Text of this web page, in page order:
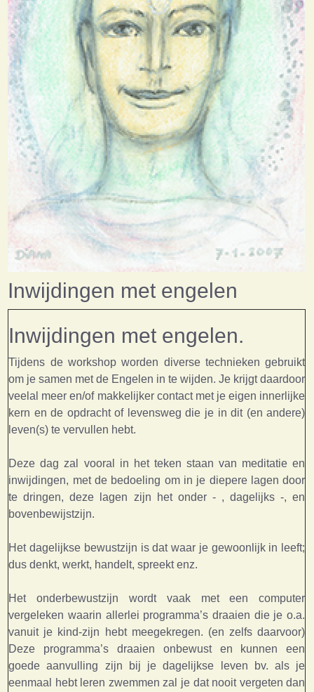
Inwijdingen met engelen
Inwijdingen met engelen.
Tijdens de workshop worden diverse technieken gebruikt
om je samen met de Engelen in te wijden. Je krijgt daardoor
veelal meer en/of makkelijker contact met je eigen innerlijke
kern en de opdracht of levensweg die je in dit (en andere)
leven(s) te vervullen hebt.
Deze dag zal vooral in het teken staan van meditatie en
inwijdingen, met de bedoeling om in je diepere lagen door
te dringen, deze lagen zijn het onder - , dagelijks -, en
bovenbewijstzijn.
Het dagelijkse bewustzijn is dat waar je gewoonlijk in leeft;
dus denkt, werkt, handelt, spreekt enz.
Het onderbewustzijn wordt vaak met een computer
vergeleken waarin allerlei programma’s draaien die je o.a.
vanuit je kind-zijn hebt meegekregen. (en zelfs daarvoor)
Deze programma’s draaien onbewust en kunnen een
goede aanvulling zijn bij je dagelijkse leven bv. als je
eenmaal hebt leren zwemmen zal je dat nooit vergeten dan